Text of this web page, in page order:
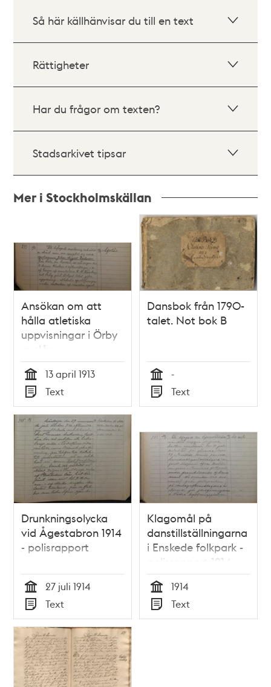
Så här källhänvisar du till en text
Rättigheter
Har du frågor om texten?
Stadsarkivet tipsar
Mer i Stockholmskällan
och
teman
Ansökan om att
hålla atletiska
uppvisningar i Örby
avslås –
polisrapport 1913
Tid
13 april 1913
Typ
Text
Dansbok från 1790-
talet. Not bok B
Tid
-
Typ
Text
Drunkningsolycka
vid Ågestabron 1914
- polisrapport
Tid
27 juli 1914
Typ
Text
Klagomål på
danstillställningarna
i Enskede folkpark -
polisrapport 1914
Tid
1914
Typ
Text